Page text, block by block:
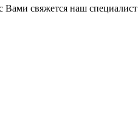
свяжется наш специалист